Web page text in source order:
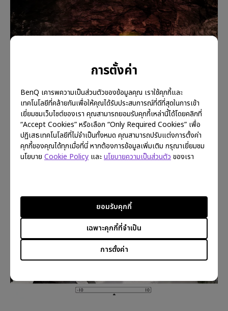
การตั้งค่า
BenQ เคารพความเป็นส่วนตัวของข้อมูลคุณ เราใช้คุกกี้และ
เทคโนโลยีที่คล้ายกันเพื่อให้คุณได้รับประสบการณ์ที่ดีที่สุดในการเข้า
เยี่ยมชมเว็บไซต์ของเรา คุณสามารถยอมรับคุกกี้เหล่านี้ได้โดยคลิกที่
“Accept Cookies” หรือเลือก “Only Required Cookies” เพื่อ
ปฏิเสธเทคโนโลยีที่ไม่จำเป็นทั้งหมด คุณสามารถปรับแต่งการตั้งค่า
คุกกี้ของคุณได้ทุกเมื่อที่นี่ หากต้องการข้อมูลเพิ่มเติม กรุณาเยี่ยมชม
นโยบาย Cookie Policy และนโยบายความเป็นส่วนตัว ของเรา
การตั้งค่า
เฉพาะคุกกี้ที่จำเป็น
ยอมรับคุกกี้